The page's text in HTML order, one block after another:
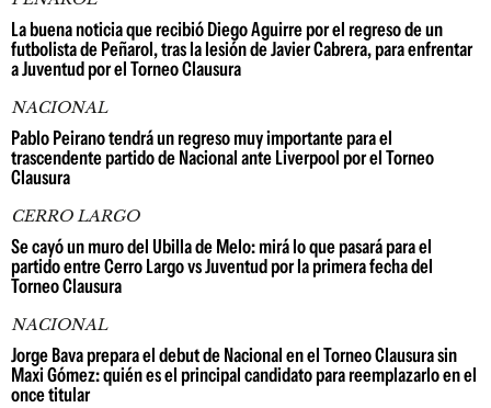
La buena noticia que recibió Diego Aguirre por el regreso de un
futbolista de Peñarol, tras la lesión de Javier Cabrera, para enfrentar
a Juventud por el Torneo Clausura
NACIONAL
Pablo Peirano tendrá un regreso muy importante para el
trascendente partido de Nacional ante Liverpool por el Torneo
Clausura
CERRO LARGO
Se cayó un muro del Ubilla de Melo: mirá lo que pasará para el
partido entre Cerro Largo vs Juventud por la primera fecha del
Torneo Clausura
NACIONAL
Jorge Bava prepara el debut de Nacional en el Torneo Clausura sin
Maxi Gómez: quién es el principal candidato para reemplazarlo en el
once titular